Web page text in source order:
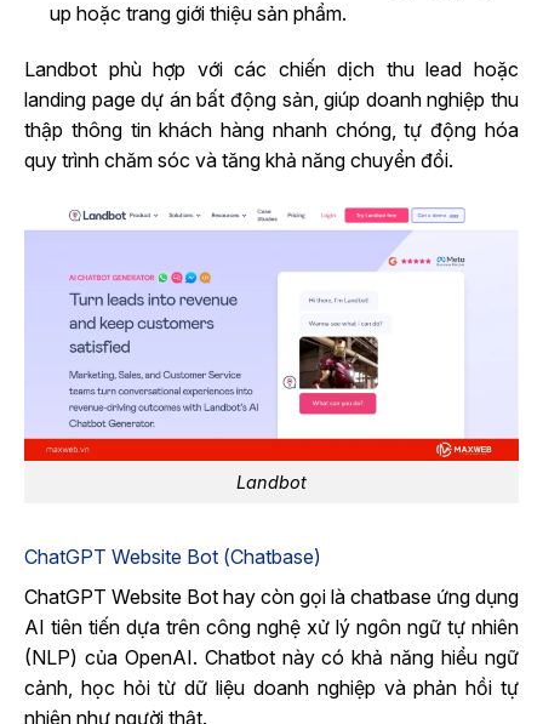
up hoặc trang giới thiệu sản phẩm.
Landbot phù hợp với các chiến dịch thu lead hoặc
landing page dự án bất động sản, giúp doanh nghiệp thu
thập thông tin khách hàng nhanh chóng, tự động hóa
quy trình chăm sóc và tăng khả năng chuyển đổi.
Landbot
ChatGPT Website Bot (Chatbase)
ChatGPT Website Bot hay còn gọi là chatbase ứng dụng
AI tiên tiến dựa trên công nghệ xử lý ngôn ngữ tự nhiên
(NLP) của OpenAI. Chatbot này có khả năng hiểu ngữ
cảnh, học hỏi từ dữ liệu doanh nghiệp và phản hồi tự
nhiên như người thật.